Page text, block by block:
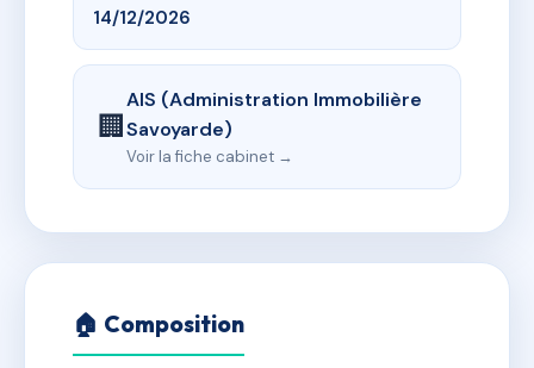
14/12/2026
🏢
AIS (Administration Immobilière
Savoyarde)
Voir la fiche cabinet →
🏠 Composition